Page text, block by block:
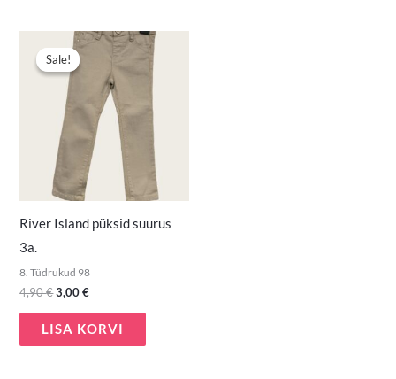
Sale!
Sale!
River Island püksid suurus
3a.
8. Tüdrukud 98
4,90€
Algne
hind
oli:
4,90 €.
3,00€
Praegune
3,00 €.
LISA KORVI